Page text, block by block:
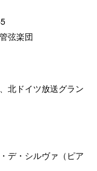
弦楽団
北ドイツ放送グラン
デ・シルヴァ（ピア